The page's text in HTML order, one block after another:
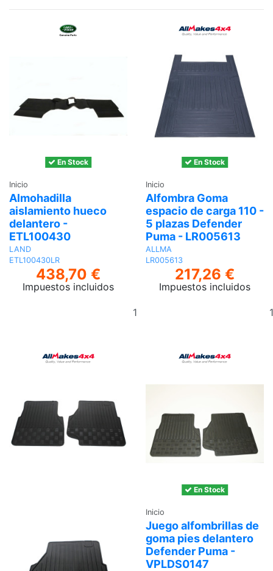
En Stock
Inicio
Almohadilla
aislamiento hueco
delantero -
ETL100430
LAND
ETL100430LR
438,70 €
Impuestos incluidos
En Stock
Inicio
Alfombra Goma
espacio de carga 110 -
5 plazas Defender
Puma - LR005613
ALLMA
LR005613
217,26 €
Impuestos incluidos
En Stock
Inicio
Juego alfombrillas de
goma pies delantero
Defender Puma -
VPLDS0147